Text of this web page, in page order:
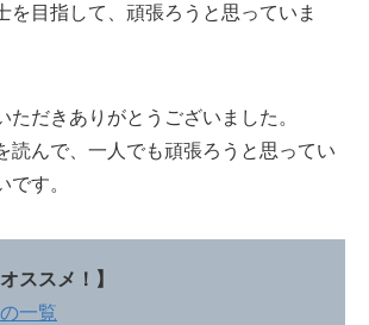
を目指して、頑張ろうと思っていま
ただきありがとうございました。
読んで、一人でも頑張ろうと思ってい
です。
ススメ！】
一覧